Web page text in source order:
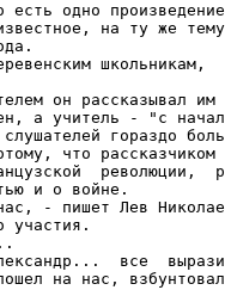
есть одно
на ту же
школьникам,
он рассказывал им
а учитель - "с
гораздо
что рассказчиком
революции,
и о войне.
- пишет Лев
участия.
все
пошел на нас,